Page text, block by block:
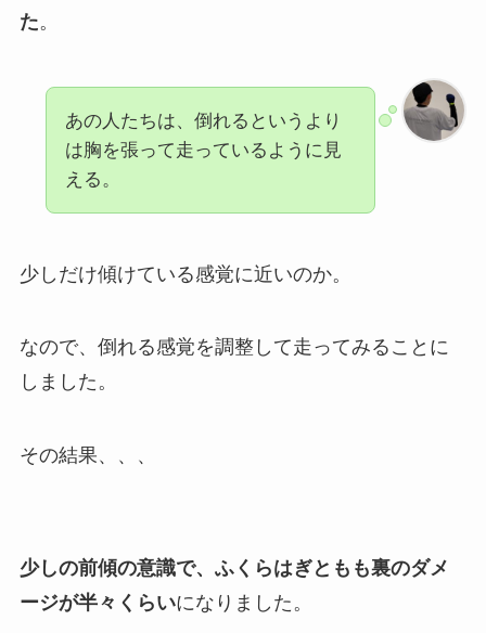
た。
あの人たちは、倒れるというより
は胸を張って走っているように見
える。
少しだけ傾けている感覚に近いのか。
なので、倒れる感覚を調整して走ってみることに
しました。
その結果、、、
少しの前傾の意識で、ふくらはぎともも裏のダメ
ージが半々くらいになりました。